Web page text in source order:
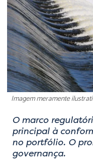
Imagem meramente
O marco
principal à
no portfólio. O
governança.